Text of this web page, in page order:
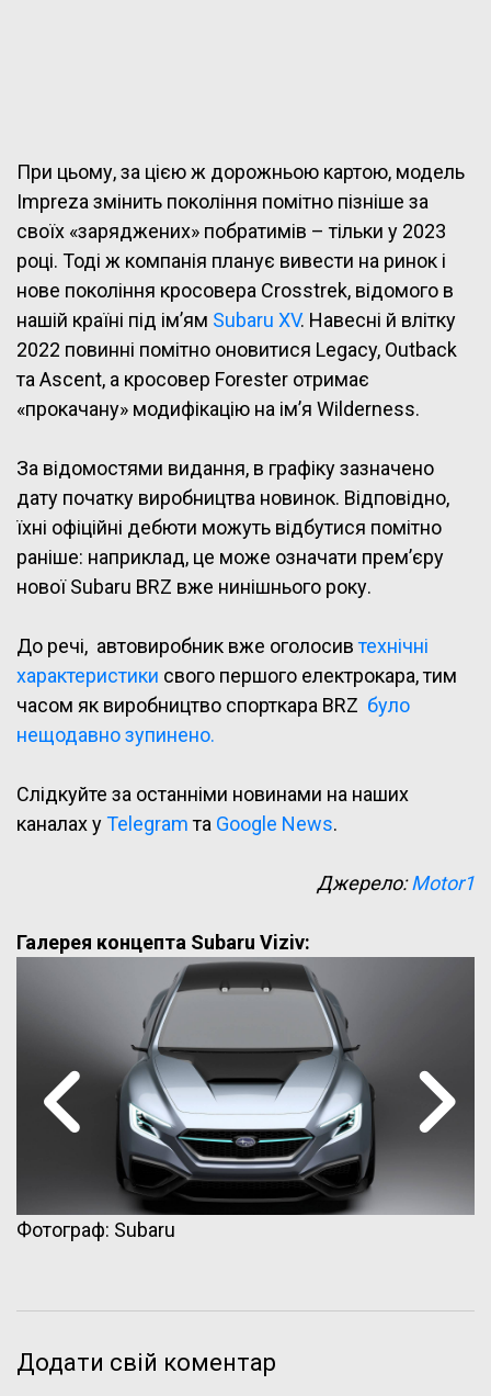
При цьому, за цією ж дорожньою картою, модель
Impreza змінить покоління помітно пізніше за
своїх «заряджених» побратимів – тільки у 2023
році. Тоді ж компанія планує вивести на ринок і
нове покоління кросовера Crosstrek, відомого в
нашій країні під ім’ям Subaru XV. Навесні й влітку
2022 повинні помітно оновитися Legacy, Outback
та Ascent, а кросовер Forester отримає
«прокачану» модифікацію на ім’я Wilderness.
За відомостями видання, в графіку зазначено
дату початку виробництва новинок. Відповідно,
їхні офіційні дебюти можуть відбутися помітно
раніше: наприклад, це може означати прем’єру
нової Subaru BRZ вже нинішнього року.
До речі, автовиробник вже оголосивтехнічні
характеристики свого першого електрокара, тим
часом як виробництво спорткара BRZ було
нещодавно зупинено.
Слідкуйте за останніми новинами на наших
каналах уTelegramта Google News.
Джерело:Motor1
Галерея концепта Subaru Viziv:
Фотограф: Subaru
Додати свій коментар